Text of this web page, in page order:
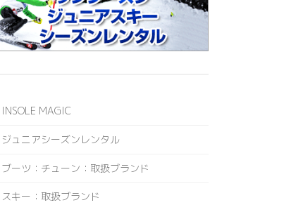
INSOLE MAGIC
ジュニアシーズンレンタル
ブーツ：チューン：取扱ブランド
スキー：取扱ブランド